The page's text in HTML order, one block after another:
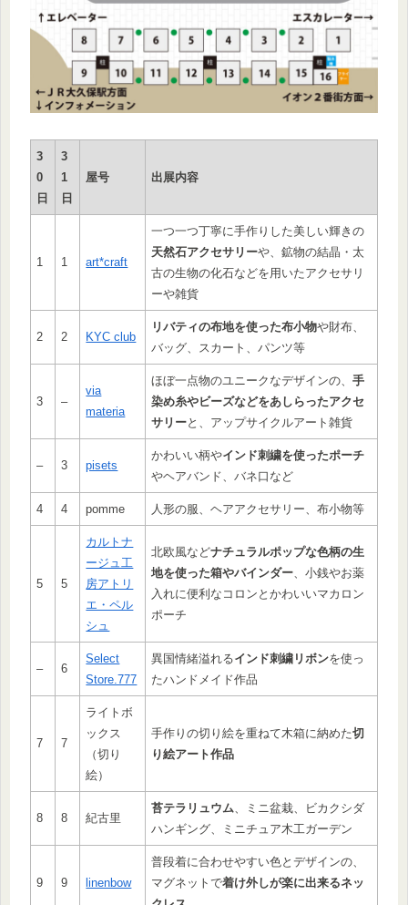
3
0
日
3
1
日
屋号 出展内容
1 1 art*craft
一つ一つ丁寧に手作りした美しい輝きの
天然石アクセサリーや、鉱物の結晶・太
古の生物の化石などを用いたアクセサリ
ーや雑貨
2 2 KYC club
リバティの布地を使った布小物や財布、
バッグ、スカート、パンツ等
3 –
via
materia
ほぼ一点物のユニークなデザインの、手
染め糸やビーズなどをあしらったアクセ
サリーと、アップサイクルアート雑貨
– 3 pisets
かわいい柄やインド刺繍を使ったポーチ
やヘアバンド、バネ口など
4 4 pomme 人形の服、ヘアアクセサリー、布小物等
5 5
カルトナ
ージュ工
房アトリ
エ・ペル
シュ
北欧風などナチュラルポップな色柄の生
地を使った箱やバインダー 、小銭やお薬
入れに便利なコロンとかわいいマカロン
ポーチ
– 6
Select
Store.777
異国情緒溢れるインド刺繍リボンを使っ
たハンドメイド作品
7 7
ライトボ
ックス
（切り
絵）
手作りの切り絵を重ねて木箱に納めた切
り絵アート作品
8 8 紀古里
苔テラリュウム 、ミニ盆栽、ビカクシダ
ハンギング、ミニチュア木工ガーデン
9 9 linenbow
普段着に合わせやすい色とデザインの、
マグネットで着け外しが楽に出来るネッ